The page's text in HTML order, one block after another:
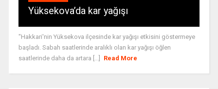
Yüksekova’da kar yağışı
"Hakkari'nin Yüksekova ilçesinde kar yağışı etkisini göstermeye
başladı. Sabah saatlerinde aralıklı olan kar yağışı öğlen
saatlerinde daha da artara [...]
Read More